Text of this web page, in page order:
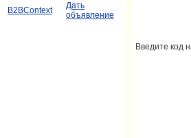
Введите код
B2BContext
Дать
объявление